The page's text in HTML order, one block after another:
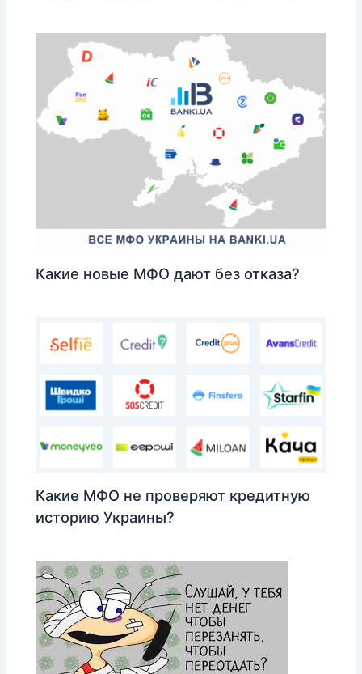
Какие новые МФО дают без отказа?
Какие МФО не проверяют кредитную
историю Украины?